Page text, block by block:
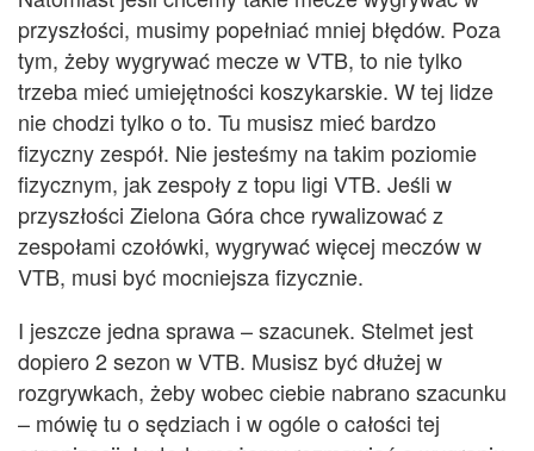
przyszłości, musimy popełniać mniej błędów. Poza
tym, żeby wygrywać mecze w VTB, to nie tylko
trzeba mieć umiejętności koszykarskie. W tej lidze
nie chodzi tylko o to. Tu musisz mieć bardzo
fizyczny zespół. Nie jesteśmy na takim poziomie
fizycznym, jak zespoły z topu ligi VTB. Jeśli w
przyszłości Zielona Góra chce rywalizować z
zespołami czołówki, wygrywaćwięcej meczów w
VTB, musi być mocniejsza fizycznie.
I jeszcze jedna sprawa – szacunek. Stelmet jest
dopiero 2 sezon w VTB. Musisz być dłużej w
rozgrywkach, żeby wobec ciebie nabrano szacunku
– mówię tu o sędziach i w ogóle o całości tej